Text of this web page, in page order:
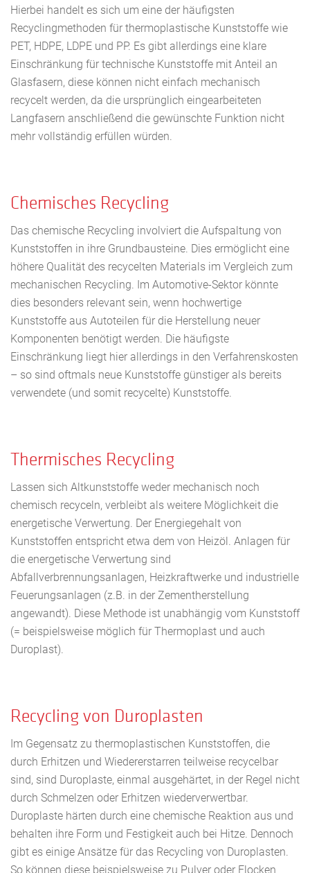
Hierbei handelt es sich um eine der häufigsten
Recyclingmethoden für thermoplastische Kunststoffe wie
PET, HDPE, LDPE und PP. Es gibt allerdings eine klare
Einschränkung für technische Kunststoffe mit Anteil an
Glasfasern, diese können nicht einfach mechanisch
recycelt werden, da die ursprünglich eingearbeiteten
Langfasern anschließend die gewünschte Funktion nicht
mehr vollständig erfüllen würden.
Chemisches Recycling
Das chemische Recycling involviert die Aufspaltung von
Kunststoffen in ihre Grundbausteine. Dies ermöglicht eine
höhere Qualität des recycelten Materials im Vergleich zum
mechanischen Recycling. Im Automotive-Sektor könnte
dies besonders relevant sein, wenn hochwertige
Kunststoffe aus Autoteilen für die Herstellung neuer
Komponenten benötigt werden. Die häufigste
Einschränkung liegt hier allerdings in den Verfahrenskosten
– so sind oftmals neue Kunststoffe günstiger als bereits
verwendete (und somit recycelte) Kunststoffe.
Thermisches Recycling
Lassen sich Altkunststoffe weder mechanisch noch
chemisch recyceln, verbleibt als weitere Möglichkeit die
energetische Verwertung. Der Energiegehalt von
Kunststoffen entspricht etwa dem von Heizöl. Anlagen für
die energetische Verwertung sind
Abfallverbrennungsanlagen, Heizkraftwerke und industrielle
Feuerungsanlagen (z.B. in der Zementherstellung
angewandt). Diese Methode ist unabhängig vom Kunststoff
(= beispielsweise möglich für Thermoplast und auch
Duroplast).
Recycling von Duroplasten
Im Gegensatz zu thermoplastischen Kunststoffen, die
durch Erhitzen und Wiedererstarren teilweise recycelbar
sind, sind Duroplaste, einmal ausgehärtet, in der Regel nicht
durch Schmelzen oder Erhitzen wiederverwertbar.
Duroplaste härten durch eine chemische Reaktion aus und
behalten ihre Form und Festigkeit auch bei Hitze. Dennoch
gibt es einige Ansätze für das Recycling von Duroplasten.
So können diese beispielsweise zu Pulver oder Flocken